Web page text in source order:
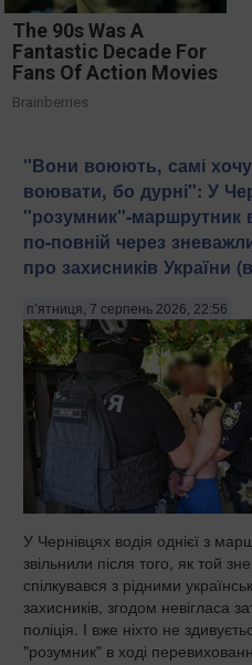
The 90s Was A
Fantastic Decade For
Fans Of Action Movies
Brainberries
​"Вони воюють, самі
воювати, бо дурні": У
"розумник"-маршрутник
по-повній через
про захисників України
п’ятниця, 7 серпень 2026, 22:56
У Чернівцях водія однієї з
звільнили після того, як той
спілкувався з рідними
захисників, згодом невігласа
поліція. І вже ніхто не
"розумник" в ході